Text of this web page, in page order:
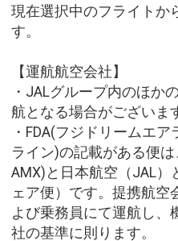
現在選択中のフライトか
す。
【運航航空会社】
・JALグループ内のほか
航となる場合がございま
・FDA(フジドリームエ
ライン)の記載がある便は
AMX)と日本航空（JAL
ェア便）です。提携航空
よび乗務員にて運航し、
社の基準に則ります。